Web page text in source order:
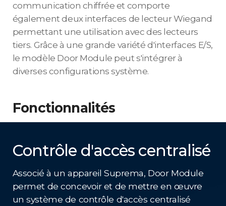
communication chiffrée et comporte
également deux interfaces de lecteur Wiegand
permettant une utilisation avec des lecteurs
tiers. Grâce à une grande variété d'interfaces E/S,
le modèle Door Module peut s'intégrer à
diverses configurations système.
Fonctionnalités
Contrôle d'accès centralisé
Associé à un appareil Suprema, Door Module
permet de concevoir et de mettre en œuvre
un système de contrôle d'accès centralisé